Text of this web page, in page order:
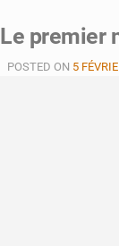
Le premier
POSTED ON 5